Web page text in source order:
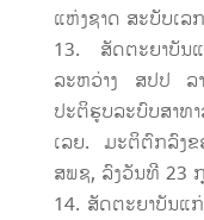
ແຫ່ງຊາດ ສະບັບເລ
ສັດຕະຍາບັນ
ລະຫວ່າງ ສປປ ລາ
ປະຕິຮູບລະບົບສາທ
ເລຍ. ມະຕິຕົກລົງ
ສພຊ, ລົງວັນທີ 23
ສັດຕະຍາບັນແ